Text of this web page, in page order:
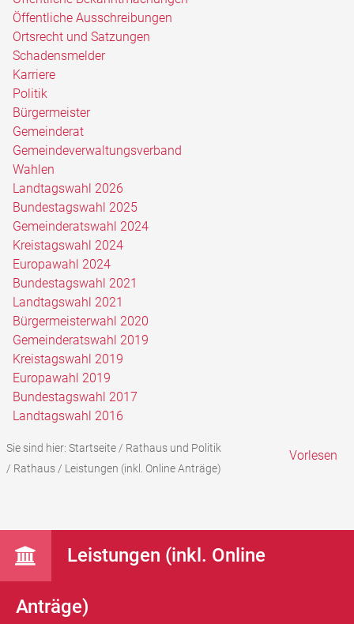
Öffentliche Ausschreibungen
Ortsrecht und Satzungen
Schadensmelder
Karriere
Politik
Bürgermeister
Gemeinderat
Gemeindeverwaltungsverband
Wahlen
Landtagswahl 2026
Bundestagswahl 2025
Gemeinderatswahl 2024
Kreistagswahl 2024
Europawahl 2024
Bundestagswahl 2021
Landtagswahl 2021
Bürgermeisterwahl 2020
Gemeinderatswahl 2019
Kreistagswahl 2019
Europawahl 2019
Bundestagswahl 2017
Landtagswahl 2016
Sie sind hier: Startseite/ Rathaus und Politik
/ Rathaus/ Leistungen (inkl. Online Anträge)
Vorlesen
Leistungen (inkl. Online
Anträge)